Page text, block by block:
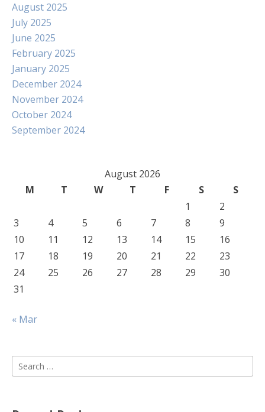
August 2025
July 2025
June 2025
February 2025
January 2025
December 2024
November 2024
October 2024
September 2024
August 2026
M
T W T F S
S
1
2
3
4 5 6 7 8
9
10
11 12 13 14 15
16
17
18 19 20 21 22
23
24
25 26 27 28 29
30
31
« Mar
Search
for: